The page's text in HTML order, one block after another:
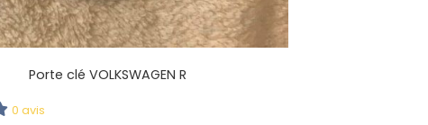
Porte clé VOLKSWAGEN R
0 avis